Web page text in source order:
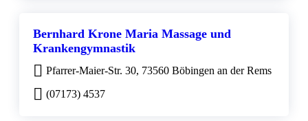
Bernhard Krone Maria Massage und
Krankengymnastik
Pfarrer-Maier-Str. 30, 73560 Böbingen an der Rems
(07173) 4537